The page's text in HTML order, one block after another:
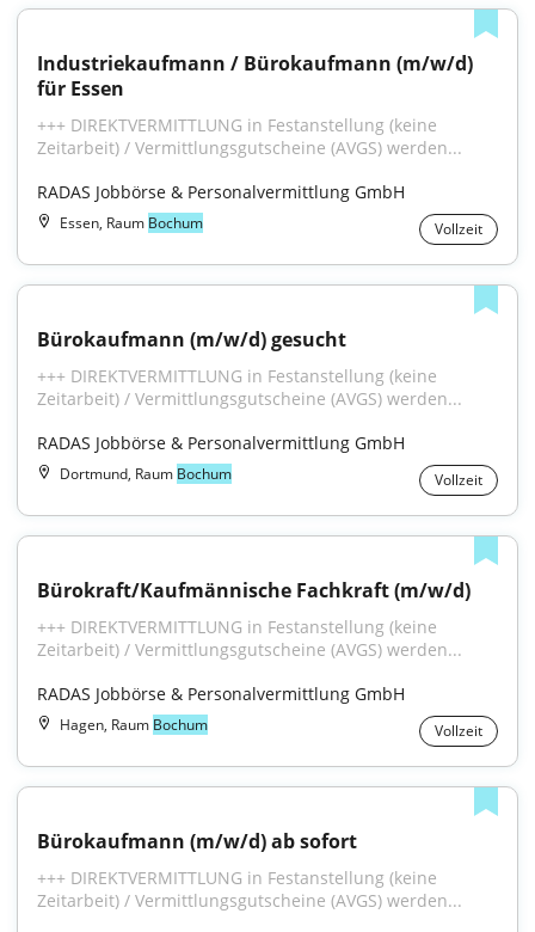
Industriekaufmann / Bürokaufmann (m/w/d)
für Essen
+++ DIREKTVERMITTLUNG in Festanstellung (keine
Zeitarbeit) / Vermittlungsgutscheine (AVGS) werden...
RADAS Jobbörse & Personalvermittlung GmbH
Essen, Raum Bochum Vollzeit
Bürokaufmann (m/w/d) gesucht
+++ DIREKTVERMITTLUNG in Festanstellung (keine
Zeitarbeit) / Vermittlungsgutscheine (AVGS) werden...
RADAS Jobbörse & Personalvermittlung GmbH
Dortmund, Raum Bochum Vollzeit
Bürokraft/Kaufmännische Fachkraft (m/w/d)
+++ DIREKTVERMITTLUNG in Festanstellung (keine
Zeitarbeit) / Vermittlungsgutscheine (AVGS) werden...
RADAS Jobbörse & Personalvermittlung GmbH
Hagen, Raum Bochum Vollzeit
Bürokaufmann (m/w/d) ab sofort
+++ DIREKTVERMITTLUNG in Festanstellung (keine
Zeitarbeit) / Vermittlungsgutscheine (AVGS) werden...